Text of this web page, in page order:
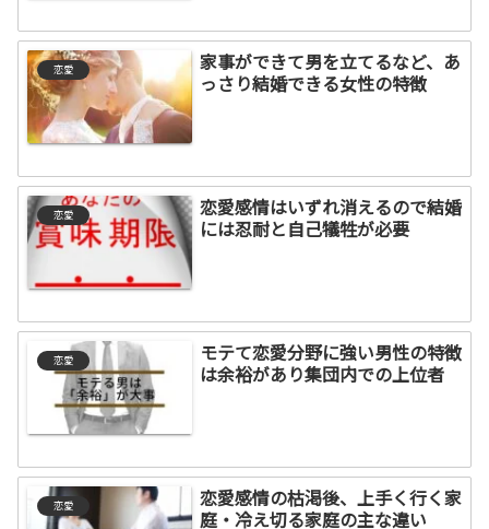
恋愛
家事ができて男を立てるなど、あ
っさり結婚できる女性の特徴
恋愛
恋愛感情はいずれ消えるので結婚
には忍耐と自己犠牲が必要
恋愛
モテて恋愛分野に強い男性の特徴
は余裕があり集団内での上位者
恋愛
恋愛感情の枯渇後、上手く行く家
庭・冷え切る家庭の主な違い